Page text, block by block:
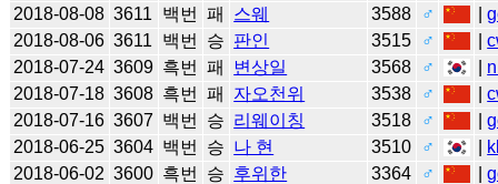
2018-08-08 3611 백번 패 스웨 3588 ♂ |
2018-08-06 3611 백번 승 판인 3515 ♂ |
2018-07-24 3609 흑번 패 변상일 3568 ♂
2018-07-18 3608 흑번 패 자오천위 3538 ♂ |
2018-07-16 3607 백번 승 리웨이칭 3518 ♂ |
2018-06-25 3604 백번 승 나 현 3510 ♂
2018-06-02 3600 흑번 승 후위한 3364 ♂ |